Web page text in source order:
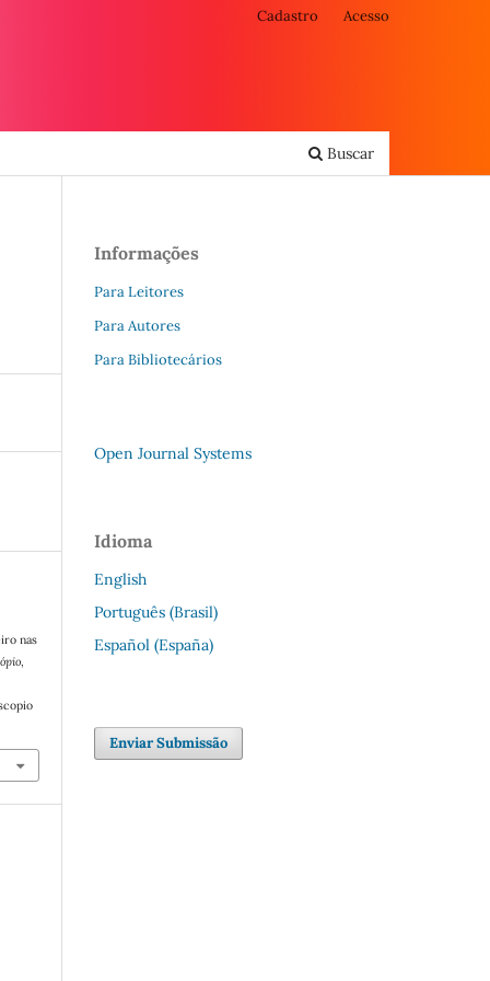
Buscar
Cadastro Acesso
nas
,
Informações
Para Leitores
Para Autores
Para Bibliotecários
Open Journal Systems
Idioma
English
Português (Brasil)
Español (España)
Enviar Submissão